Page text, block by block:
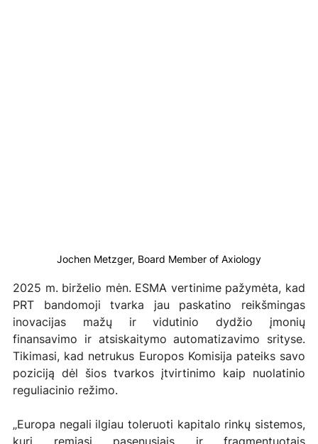
Jochen Metzger, Board Member of Axiology
2025 m. birželio mėn. ESMA vertinime pažymėta, kad
PRT bandomoji tvarka jau paskatino reikšmingas
inovacijas mažų ir vidutinio dydžio įmonių
finansavimo ir atsiskaitymo automatizavimo srityse.
Tikimasi, kad netrukus Europos Komisija pateiks savo
poziciją dėl šios tvarkos įtvirtinimo kaip nuolatinio
reguliacinio režimo.
„Europa negali ilgiau toleruoti kapitalo rinkų sistemos,
kuri remiasi pasenusiais ir fragmentuotais